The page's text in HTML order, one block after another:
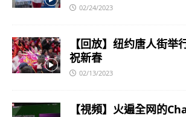
02/24/2023
【回放】纽约唐人街举
祝新春
02/13/2023
【視頻】火遍全网的